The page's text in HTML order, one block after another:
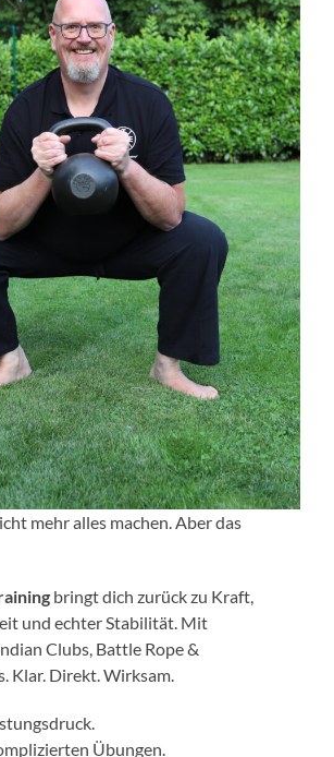
mehr alles machen. Aber das
bringt dich zurück zu Kraft,
und echter Stabilität. Mit
Clubs, Battle Rope &
Klar. Direkt. Wirksam.
Übungen.